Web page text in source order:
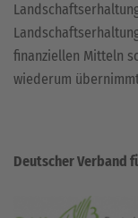
finanziellen Mitteln
wiederum
Deutscher Verband